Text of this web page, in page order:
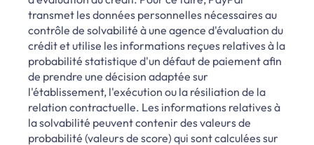
transmet les données personnelles nécessaires au
contrôle de solvabilité à une agence d'évaluation du
crédit et utilise les informations reçues relatives à la
probabilité statistique d'un défaut de paiement afin
de prendre une décision adaptée sur
l'établissement, l'exécution ou la résiliation de la
relation contractuelle. Les informations relatives à
la solvabilité peuvent contenir des valeurs de
probabilité (valeurs de score) qui sont calculées sur